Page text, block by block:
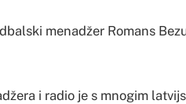
menadžer Romans
i radio je s mnogim